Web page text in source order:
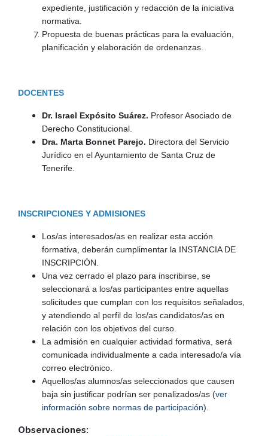
expediente, justificación y redacción de la iniciativa
normativa.
Propuesta de buenas prácticas para la evaluación,
planificación y elaboración de ordenanzas.
DOCENTES
Dr. Israel Expósito Suárez. Profesor Asociado de
Derecho Constitucional.
Dra. Marta Bonnet Parejo. Directora del Servicio
Jurídico en el Ayuntamiento de Santa Cruz de
Tenerife.
INSCRIPCIONES Y ADMISIONES
Los/as interesados/as en realizar esta acción
formativa, deberán cumplimentar la INSTANCIA DE
INSCRIPCIÓN.
Una vez cerrado el plazo para inscribirse, se
seleccionará a los/as participantes entre aquellas
solicitudes que cumplan con los requisitos señalados,
y atendiendo al perfil de los/as candidatos/as en
relación con los objetivos del curso.
La admisión en cualquier actividad formativa, será
comunicada individualmente a cada interesado/a vía
correo electrónico.
Aquellos/as alumnos/as seleccionados que causen
baja sin justificar podrían ser penalizados/as (ver
información sobre normas de participación).
Observaciones: